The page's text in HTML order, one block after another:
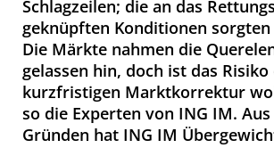
Schlagzeilen; die an das
geknüpften Konditionen
Die Märkte nahmen die
gelassen hin, doch ist das
kurzfristigen Marktkorrektur
so die Experten von ING IM.
Gründen hat ING IM